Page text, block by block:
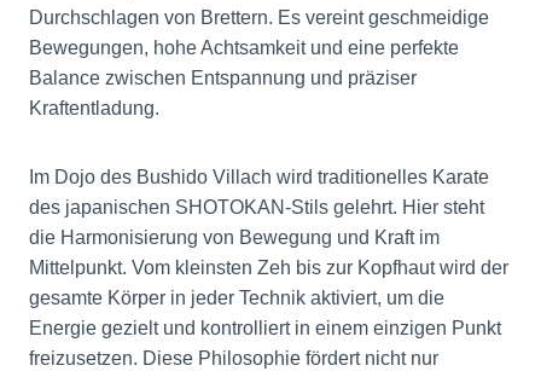
Durchschlagen von Brettern. Es vereint geschmeidige
Bewegungen, hohe Achtsamkeit und eine perfekte
Balance zwischen Entspannung und präziser
Kraftentladung.
Im Dojo des Bushido Villach wird traditionelles Karate
des japanischen SHOTOKAN-Stils gelehrt. Hier steht
die Harmonisierung von Bewegung und Kraft im
Mittelpunkt. Vom kleinsten Zeh bis zur Kopfhaut wird der
gesamte Körper in jeder Technik aktiviert, um die
Energie gezielt und kontrolliert in einem einzigen Punkt
freizusetzen. Diese Philosophie fördert nicht nur